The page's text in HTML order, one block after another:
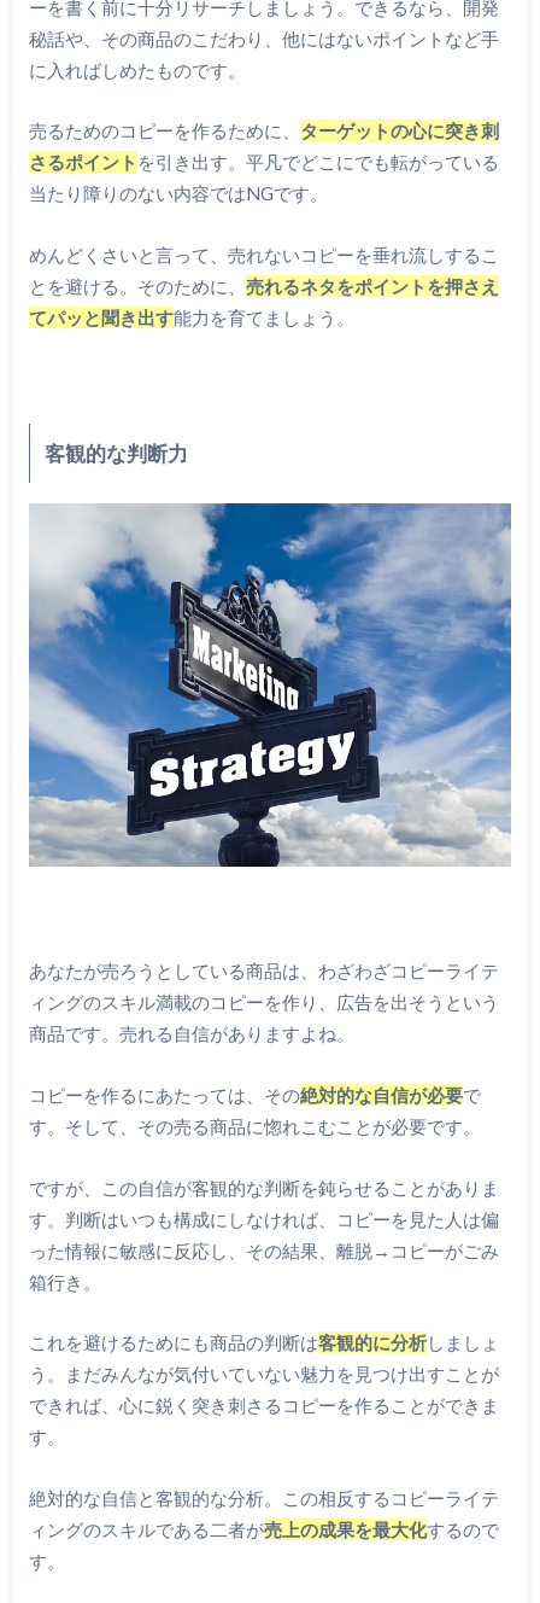
ーを書く前に十分リサーチしましょう。できるなら、開発
秘話や、その商品のこだわり、他にはないポイントなど手
に入ればしめたものです。
売るためのコピーを作るために、 ターゲットの心に突き刺
さるポイント を引き出す。平凡でどこにでも転がっている
当たり障りのない内容ではNGです。
めんどくさいと言って、売れないコピーを垂れ流しするこ
とを避ける。そのために、 売れるネタをポイントを押さえ
てパッと聞き出す能力を育てましょう。
客観的な判断力
あなたが売ろうとしている商品は、わざわざコピーライテ
ィングのスキル満載のコピーを作り、広告を出そうという
商品です。売れる自信がありますよね。
コピーを作るにあたっては、その絶対的な自信が必要で
す。そして、その売る商品に惚れこむことが必要です。
ですが、この自信が客観的な判断を鈍らせることがありま
す。判断はいつも構成にしなければ、コピーを見た人は偏
った情報に敏感に反応し、その結果、離脱→コピーがごみ
箱行き。
これを避けるためにも商品の判断は客観的に分析しましょ
う。まだみんなが気付いていない魅力を見つけ出すことが
できれば、心に鋭く突き刺さるコピーを作ることができま
す。
絶対的な自信と客観的な分析。この相反するコピーライテ
ィングのスキルである二者が売上の成果を最大化するので
す。